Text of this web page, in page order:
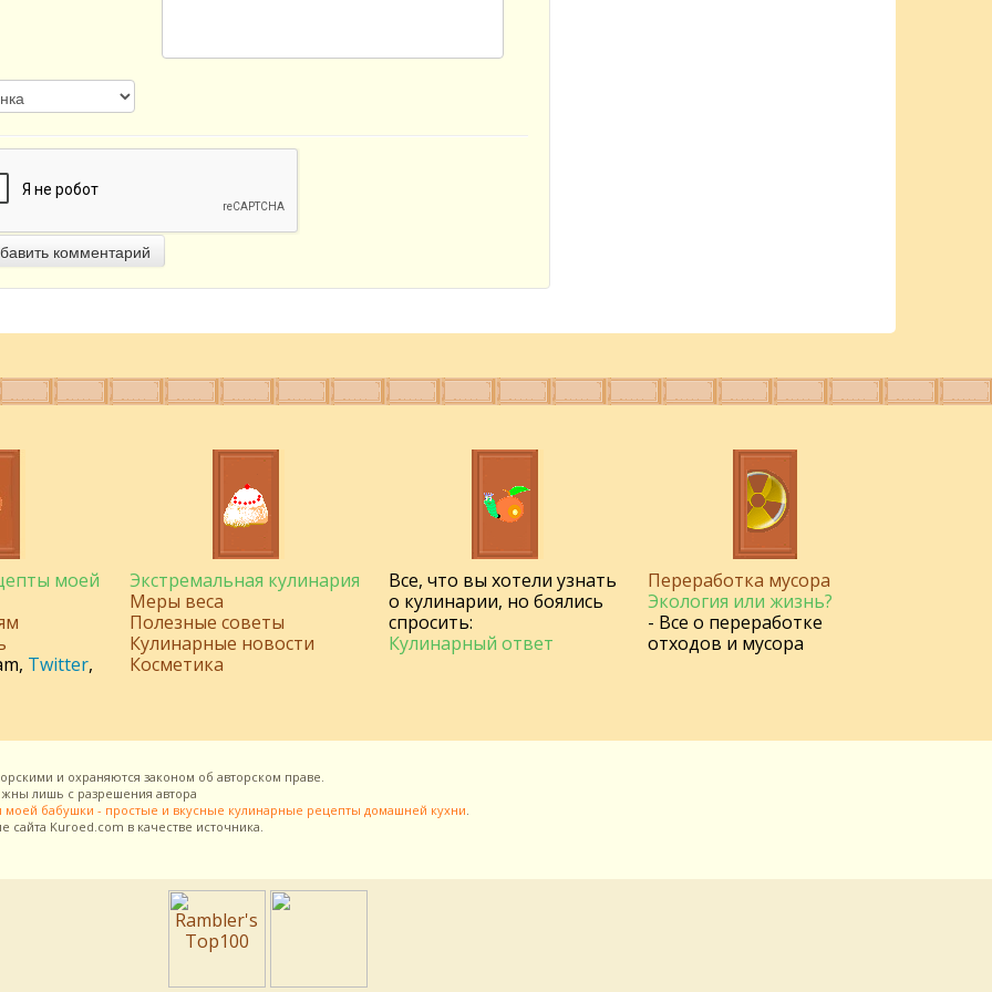
комментарий
моей
, Twitter,
Экстремальная кулинария
Меры веса
Полезные советы
Кулинарные новости
Косметика
Все, что вы хотели узнать
о кулинарии, но боялись
спросить:
Кулинарный ответ
Переработка мусора
Экология или жизнь?
- Все о переработке
отходов и мусора
и охраняются законом об авторском праве.
лишь с разрешения автора
моей бабушки - простые и вкусные кулинарные рецепты домашней кухни.
сайта Kuroed.com в качестве источника.